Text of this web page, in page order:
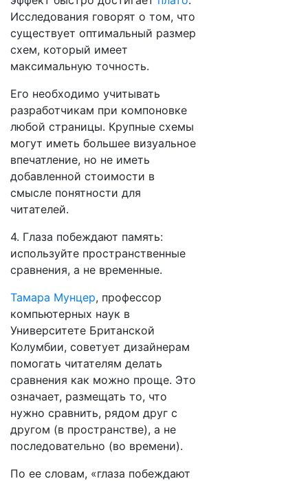
Исследования говорят о том, что
существует оптимальный размер
схем, который имеет
максимальную точность.
Его необходимо учитывать
разработчикам при компоновке
любой страницы. Крупные схемы
могут иметь большее визуальное
впечатление, но не иметь
добавленной стоимости в
смысле понятности для
читателей.
4. Глаза побеждают память:
используйте пространственные
сравнения, а не временные.
Тамара Мунцер, профессор
компьютерных наук в
Университете Британской
Колумбии, советует дизайнерам
помогать читателям делать
сравнения как можно проще. Это
означает, размещать то, что
нужно сравнить, рядом друг с
другом (в пространстве), а не
последовательно (во времени).
По ее словам, «глаза побеждают